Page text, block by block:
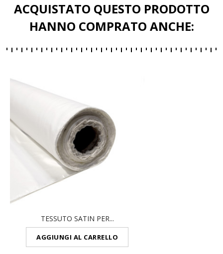
ACQUISTATO QUESTO PRODOTTO
HANNO COMPRATO ANCHE:
TESSUTO SATIN PER...
AGGIUNGI AL CARRELLO